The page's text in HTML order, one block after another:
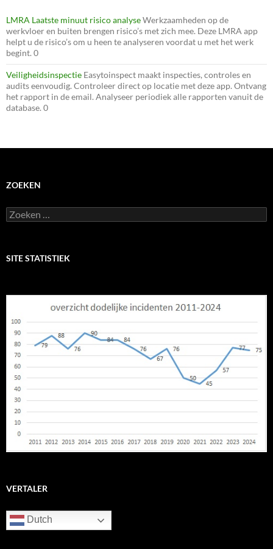
LMRA Laatste minuut risico analyseWerkzaamheden op de
werkvloer en buiten brengen risico’s met zich mee. Deze LMRA app
helpt u de risico’s om u heen te analyseren voordat u met het werk
begint. 0
Veiligheidsinspectie Easytoinspect maakt inspecties, controles en
audits eenvoudig. Controleer direct op locatie met deze app. Ontvang
het rapport in de email. Analyseer periodiek alle rapporten vanuit de
database. 0
ZOEKEN
Zoeken
naar:
SITE STATISTIEK
VERTALER
Dutch